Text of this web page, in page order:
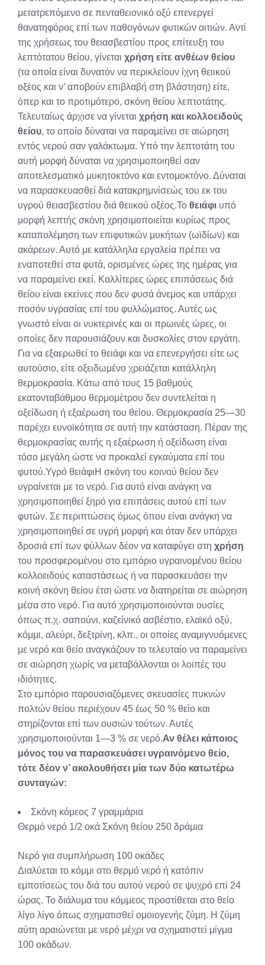
μετατρεπόμενο σε πενταθειονικό οξύ επενεργεί
θανατηφόρος επί των παθογόνων φυτικών αιτιών. Αντί
της χρήσεως του θειασβεστίου προς επίτευξη του
λεπτότατου θείου, γίνεται χρήση είτε ανθέων θείου
(τα οποία είναι δυνατόν να περικλείουν ίχνη θειικού
οξέος και ν’ αποβούν επιβλαβή στη βλάστηση) είτε,
όπερ και το προτιμότερο, σκόνη θείου λεπτοτάτης.
Τελευταίως άρχισε να γίνεται χρήση και κολλοειδούς
θείου, το οποίο δύναται να παραμείνει σε αιώρηση
εντός νερού σαν γαλάκτωμα. Υπό την λεπτοτάτη του
αυτή μορφή δύναται να χρησιμοποιηθεί σαν
αποτελεσματικό μυκητοκτόνο και εντομοκτόνο. Δύναται
να παρασκευασθεί διά κατακρημνίσεώς του εκ του
υγρού θειασβεστίου διά θειικού οξέος.Το θειάφι υπό
μορφή λεπτής σκόνη χρησιμοποιείται κυρίως προς
καταπολέμηση των επιφυτικών μυκήτων (ωϊδίων) και
ακάρεων. Αυτό με κατάλληλα εργαλεία πρέπει να
εναποτεθεί στα φυτά, ορισμένες ώρες της ημέρας για
να παραμείνει εκεί. Καλλίτερες ώρες επιπάσεως διά
θείου είναι εκείνες που δεν φυσά άνεμος και υπάρχει
ποσόν υγρασίας επί του φυλλώματος. Αυτές ως
γνωστό είναι οι νυκτερινές και οι πρωινές ώρες, οι
οποίες δεν παρουσιάζουν και δυσκολίες στον εργάτη.
Για να εξαερωθεί το θειάφι και να επενεργήσει είτε ως
αυτούσιο, είτε οξειδωμένο χρειάζεται κατάλληλη
θερμοκρασία. Κάτω από τους 15 βαθμούς
εκατονταβάθμου θερμομέτρου δεν συντελείται η
οξείδωση ή εξαέρωση του θείου. Θερμοκρασία 25—30
παρέχει ευνοϊκότητα σε αυτή την κατάσταση. Πέραν της
θερμοκρασίας αυτής η εξαέρωση ή οξείδωση είναι
τόσο μεγάλη ώστε να προκαλεί εγκαύματα επί του
φυτού.Υγρό θειάφιΗ σκόνη του κοινού θείου δεν
υγραίνεται με το νερό. Για αυτό είναι ανάγκη να
χρησιμοποιηθεί ξηρό για επιπάσεις αυτού επί των
φυτών. Σε περιπτώσεις όμως όπου είναι ανάγκη να
χρησιμοποιηθεί σε υγρή μορφή και όταν δεν υπάρχει
δροσιά επί των φύλλων δέον να καταφύγει στη χρήση
του προσφερομένου στο εμπόριο υγραινομένου θείου
κολλοειδούς καταστάσεως ή να παρασκευάσει την
κοινή σκόνη θείου έτσι ώστε να διατηρείται σε αιώρηση
μέσα στο νερό. Για αυτό χρησιμοποιούνται ουσίες
όπως π.χ. σαπούνι, καζείνικό ασβέστιο, ελαϊκό οξύ,
κόμμι, αλεύρι, δεξτρίνη, κλπ., οι οποίες αναμιγνυόμενες
με νερό και θείο αναγκάζουν το τελευταίο να παραμείνει
σε αιώρηση χωρίς να μεταβάλλονται οι λοιπές του
ιδιότητες.
Στο εμπόριο παρουσιαζόμενες σκευασίες πυκνών
πολτών θείου περιέχουν 45 έως 50 % θείο και
στηρίζονται επί των ουσιών τούτων. Αυτές
χρησιμοποιούνται 1—3 % σε νερό.Αν θέλει κάποιος
μόνος του να παρασκευάσει υγραινόμενο θείο,
τότε δέον ν’ ακολουθήσει μία των δύο κατωτέρω
συνταγών:
Σκόνη κόμεος 7 γραμμάρια
Θερμό νερό 1/2 οκά Σκόνη θείου 250 δράμια
Νερό για συμπλήρωση 100 οκάδες
Διαλύεται το κόμμι στο θερμό νερό ή κατόπιν
εμποτίσεώς του διά του αυτού νερού σε ψυχρό επί 24
ώρας. Το διάλυμα του κόμμεος προστίθεται στο θείο
λίγο λίγο όπως σχηματισθεί ομοιογενής ζύμη. Η ζύμη
αύτη αραιώνεται με νερό μέχρι να σχηματιστεί μίγμα
100 οκάδων.